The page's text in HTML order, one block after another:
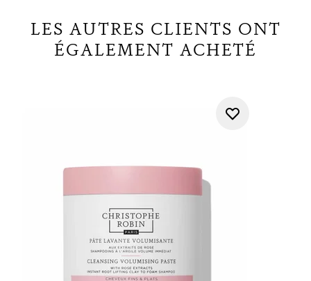
LES AUTRES CLIENTS ONT
ÉGALEMENT ACHETÉ